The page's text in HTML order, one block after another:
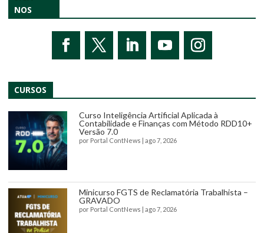
NOS
CURSOS
Curso Inteligência Artificial Aplicada à
Contabilidade e Finanças com Método RDD10+
Versão 7.0
por Portal ContNews ago 7, 2026
Minicurso FGTS de Reclamatória Trabalhista –
GRAVADO
por Portal ContNews ago 7, 2026